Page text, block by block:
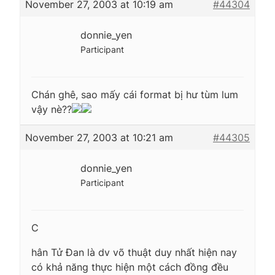
November 27, 2003 at 10:19 am #44304
donnie_yen
Participant
Chán ghê, sao mấy cái format bị hư tùm lum
vậy nè??
November 27, 2003 at 10:21 am #44305
donnie_yen
Participant
C
hân Tử Đan là dv võ thuật duy nhất hiện nay
có khả năng thực hiện một cách đồng đều